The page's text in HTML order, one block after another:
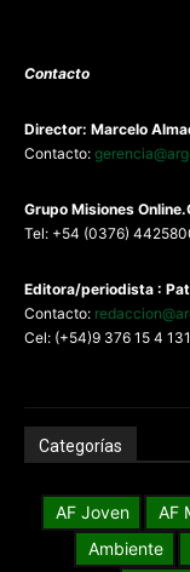
Contacto
Director: Marcelo
Contacto:
Grupo Misiones
Tel: +54 (0376)
Editora/periodista :
Contacto:
Cel: (+54)9 376 15 4
Categorías
AF Joven AF
Ambiente